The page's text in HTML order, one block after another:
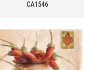
CA1546